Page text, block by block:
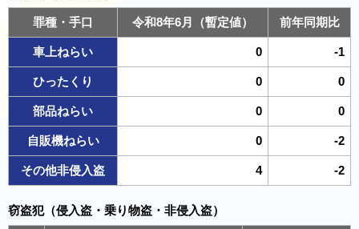
罪種・手口 令和8年6月（暫定値） 前年同期比
車上ねらい 0 -1
ひったくり 0 0
部品ねらい 0 0
自販機ねらい 0 -2
その他非侵入盗 4 -2
窃盗犯（侵入盗・乗り物盗・非侵入盗）